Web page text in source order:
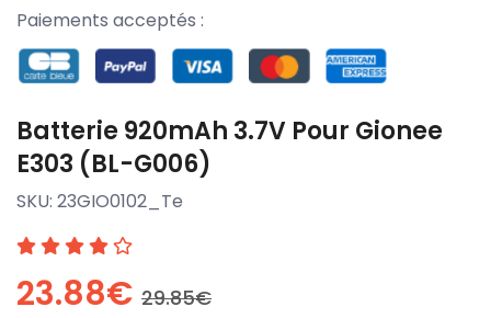
Paiements acceptés :
Batterie 920mAh 3.7V Pour Gionee
E303 (BL-G006)
SKU: 23GIO0102_Te
23.88€ 29.85€